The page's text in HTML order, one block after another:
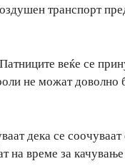
транспорт
веќе се
не можат доволно
дека се
на време за